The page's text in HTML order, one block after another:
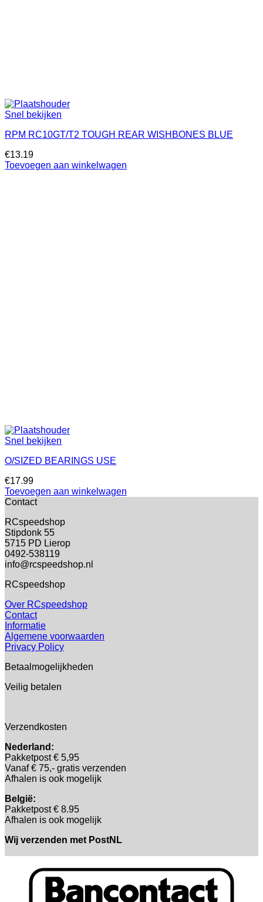
Snel bekijken
RPM RC10GT/T2 TOUGH REAR WISHBONES BLUE
€13.19
Toevoegen aan winkelwagen
Snel bekijken
O/SIZED BEARINGS USE
€17.99
Toevoegen aan winkelwagen
Contact
RCspeedshop
Stipdonk 55
5715 PD Lierop
0492-538119
info@rcspeedshop.nl
RCspeedshop
Over RCspeedshop
Contact
Informatie
Algemene voorwaarden
Privacy Policy
Betaalmogelijkheden
Veilig betalen
Verzendkosten
Nederland:
Pakketpost € 5,95
Vanaf € 75,- gratis verzenden
Afhalen is ook mogelijk
België:
Pakketpost € 8.95
Afhalen is ook mogelijk
Wij verzenden met PostNL